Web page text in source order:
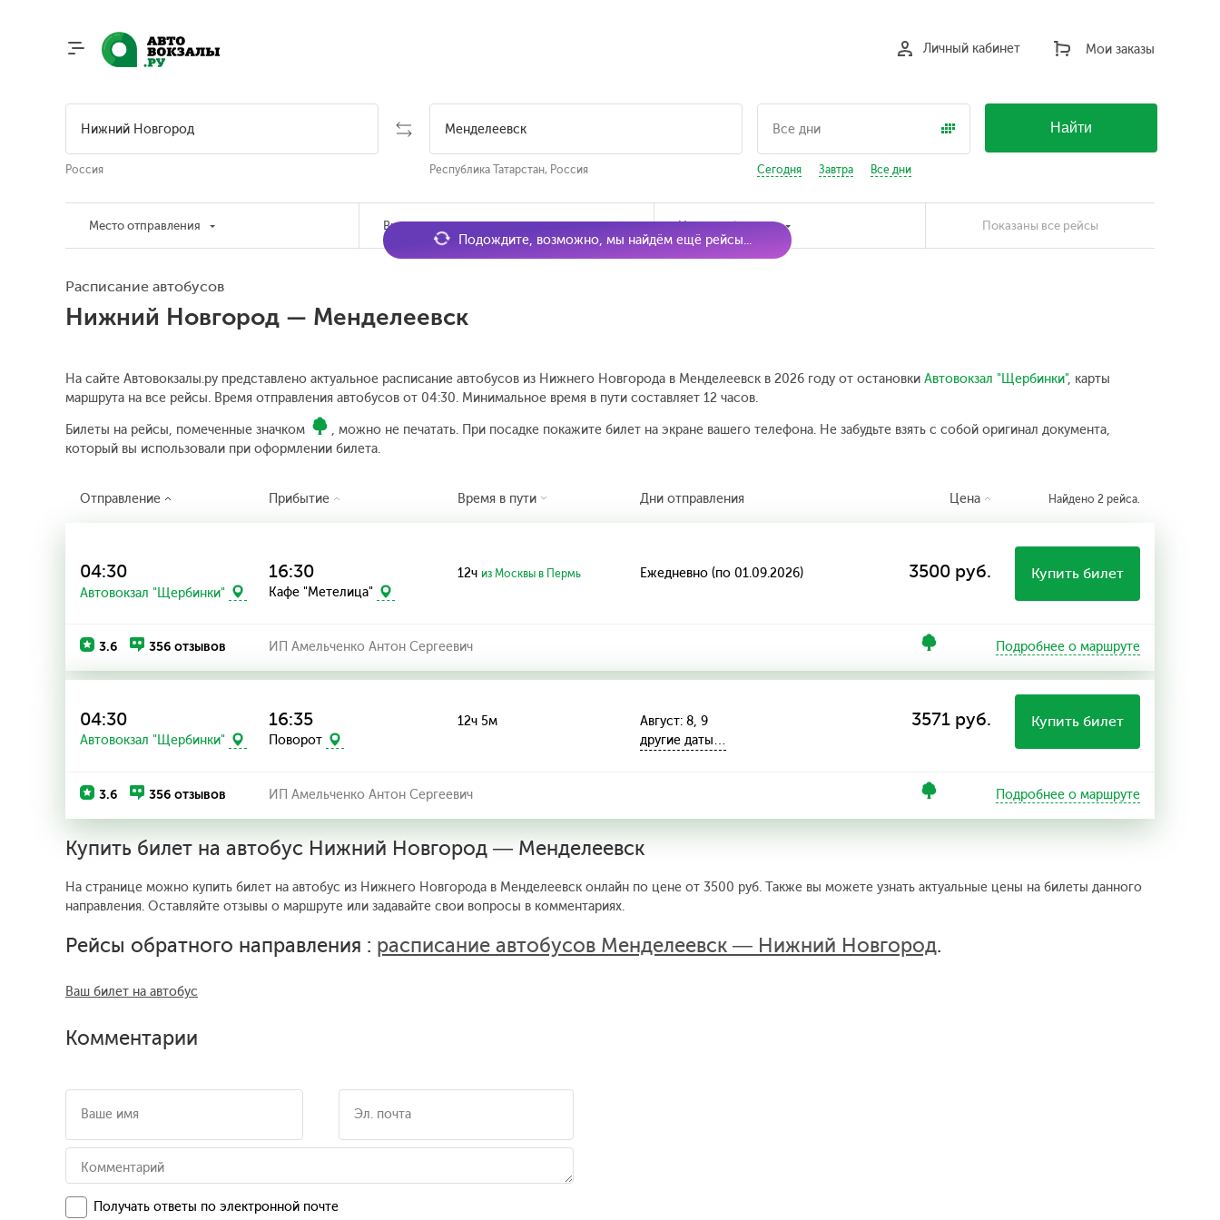
Мои заказы
Личный кабинет
Россия Республика Татарстан, Россия Сегодня Завтра Все дни
Найти
Место отправления Время отправления Наличие билетов Показаны все рейсы
Расписание автобусов
Нижний Новгород — Менделеевск
На сайте Автовокзалы.ру представлено актуальное расписание автобусов из Нижнего Новгорода в Менделеевск в 2026 году от остановки Автовокзал "Щербинки", карты
маршрута на все рейсы. Время отправления автобусов от 04:30. Минимальное время в пути составляет 12 часов.
Билеты на рейсы, помеченные значком
, можно не печатать. При посадке покажите билет на экране вашего телефона. Не забудьте взять с собой оригинал документа,
который вы использовали при оформлении билета.
Подождите, возможно, мы найдём ещё рейсы...
Отправление Прибытие Время в пути Дни отправления Цена Найдено 2 рейса.
04:30
Автовокзал "Щербинки"
16:30
Кафе "Метелица"
12ч из Москвы в Пермь Ежедневно (по 01.09.2026) 3500 руб. Купить билет
3.6 356 отзывов ИП Амельченко Антон Сергеевич Подробнее о маршруте
04:30
Автовокзал "Щербинки"
16:35
Поворот
12ч 5м
Август: 8, 9
другие даты…
3571 руб. Купить билет
3.6 356 отзывов ИП Амельченко Антон Сергеевич Подробнее о маршруте
Купить билет на автобус Нижний Новгород — Менделеевск
На странице можно купить билет на автобус из Нижнего Новгорода в Менделеевск онлайн по цене от 3500 руб. Также вы можете узнать актуальные цены на билеты данного
направления. Оставляйте отзывы о маршруте или задавайте свои вопросы в комментариях.
Рейсы обратного направления : расписание автобусов Менделеевск — Нижний Новгород.
Ваш билет на автобус
Комментарии
Получать ответы по электронной почте